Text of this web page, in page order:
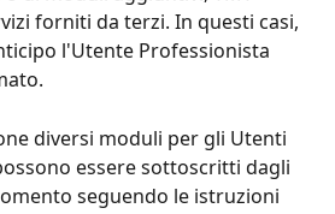
forniti da terzi. In questi casi,
l'Utente Professionista
diversi moduli per gli Utenti
essere sottoscritti dagli
seguendo le istruzioni